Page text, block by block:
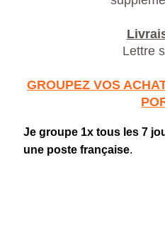
Lettre
GROUPEZ VOS
Je groupe 1x tous les 7
une poste française.